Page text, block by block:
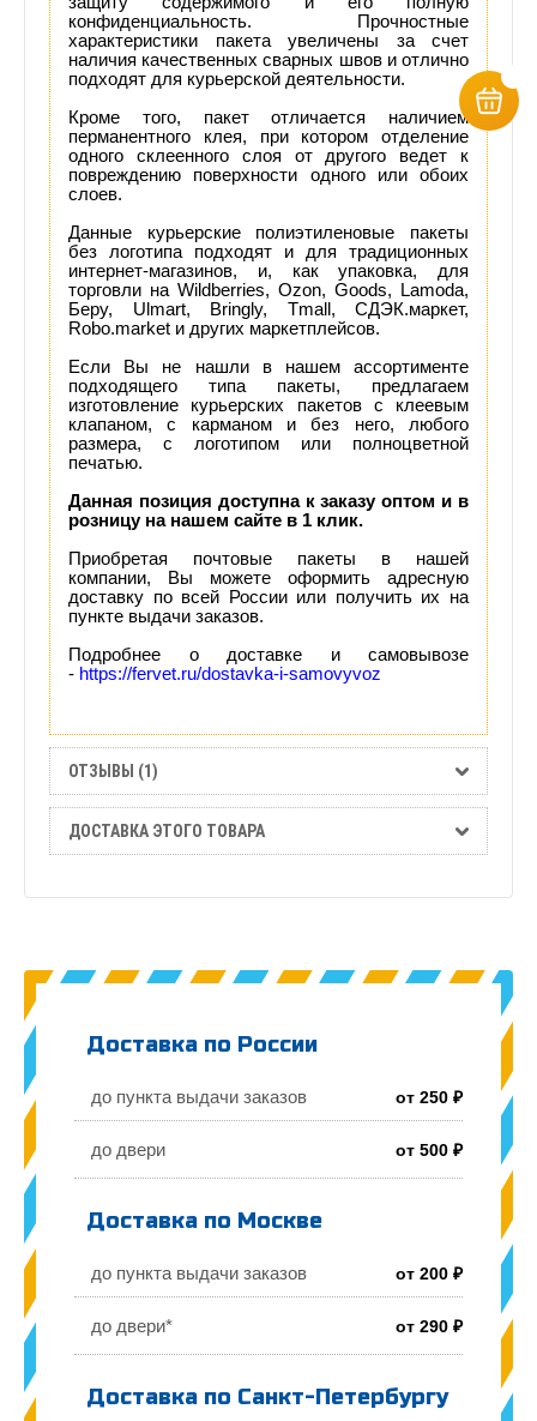
конфиденциальность. Прочностные
характеристики пакета увеличены за счет
наличия качественных сварных швов и отлично
подходят для курьерской деятельности.
Кроме того, пакет отличается наличием
перманентного клея, при котором отделение
одного склеенного слоя от другого ведет к
повреждению поверхности одного или обоих
слоев.
Данные курьерские полиэтиленовые пакеты
без логотипа подходят и для традиционных
интернет-магазинов, и, как упаковка, для
торговли на Wildberries, Ozon, Goods, Lamoda,
Беру, Ulmart, Bringly, Tmall, СДЭК.маркет,
Robo.market и других маркетплейсов.
Если Вы не нашли в нашем ассортименте
подходящего типа пакеты, предлагаем
изготовление курьерских пакетов с клеевым
клапаном, с карманом и без него, любого
размера, с логотипом или полноцветной
печатью.
Данная позиция доступна к заказу оптом и в
розницу на нашем сайте в 1 клик.
Приобретая почтовые пакеты в нашей
компании, Вы можете оформить адресную
доставку по всей России или получить их на
пункте выдачи заказов.
Подробнее о доставке и самовывозе
- https://fervet.ru/dostavka-i-samovyvoz
ОТЗЫВЫ (1)
ДОСТАВКА ЭТОГО ТОВАРА
Доставка по России
до пункта выдачи заказов от 250 ₽
до двери от 500 ₽
Доставка по Москве
до пункта выдачи заказов от 200 ₽
до двери* от 290 ₽
Доставка по Санкт-Петербургу